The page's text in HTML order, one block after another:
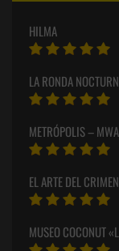
HILMA
LA RONDA
METRÓPOLIS –
EL ARTE DEL
MUSEO COCONUT